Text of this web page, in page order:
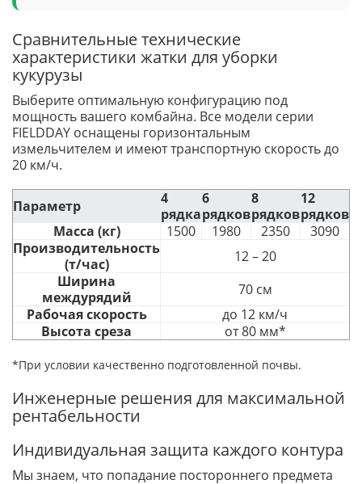
Сравнительные технические
характеристики жатки для уборки
кукурузы
Выберите оптимальную конфигурацию под
мощность вашего комбайна. Все модели серии
FIELDDAY оснащены горизонтальным
измельчителем и имеют транспортную скорость до
20 км/ч.
Параметр
4
рядка
6
рядков
8
рядков
12
рядков
Масса (кг)
1500 1980 2350
3090
Производительность
(т/час)
12 – 20
Ширина
междурядий
70 см
Рабочая скорость
до 12 км/ч
Высота среза
от 80 мм*
*При условии качественно подготовленной почвы.
Инженерные решения для максимальной
рентабельности
Индивидуальная защита каждого контура
Мы знаем, что попадание постороннего предмета